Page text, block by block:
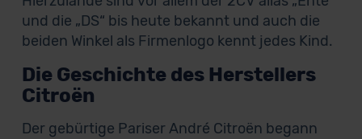
und die „DS“ bis heute bekannt und auch die
beiden Winkel als Firmenlogo kennt jedes Kind.
Die Geschichte des Herstellers
Citroën
Der gebürtige Pariser André Citroën begann